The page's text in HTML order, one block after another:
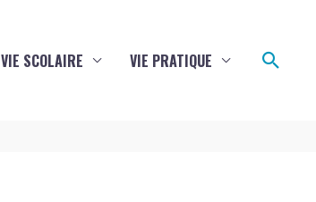
VIE SCOLAIRE VIE PRATIQUE